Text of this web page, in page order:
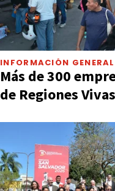
INFORMACIÓN GENERAL
Más de 300
de Regiones